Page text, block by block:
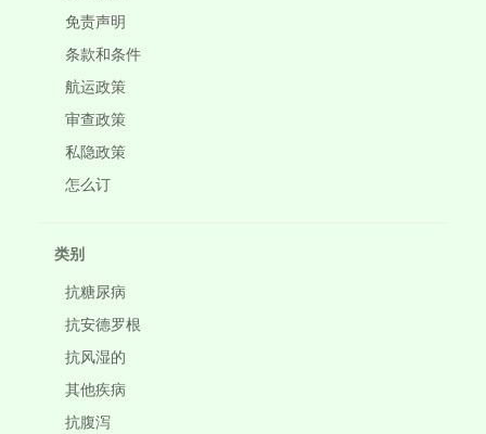
免责声明
条款和条件
航运政策
审查政策
私隐政策
怎么订
类别
抗糖尿病
抗安德罗根
抗风湿的
其他疾病
抗腹泻